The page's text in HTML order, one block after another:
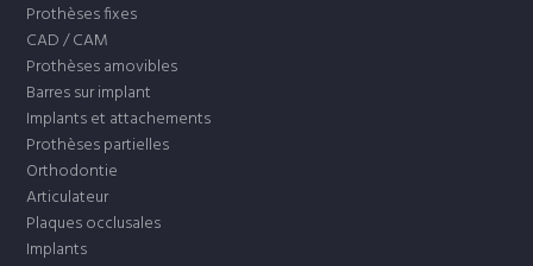
Prothèses fixes
CAD / CAM
Prothèses amovibles
Barres sur implant
Implants et attachements
Prothèses partielles
Orthodontie
Articulateur
Plaques occlusales
Implants